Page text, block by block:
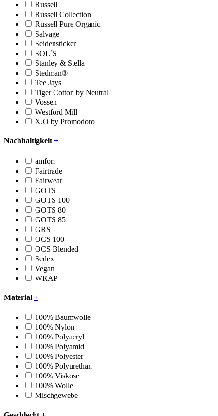
Russell
Russell Collection
Russell Pure Organic
Salvage
Seidensticker
SOL´S
Stanley & Stella
Stedman®
Tee Jays
Tiger Cotton by Neutral
Vossen
Westford Mill
X.O by Promodoro
Nachhaltigkeit+
amfori
Fairtrade
Fairwear
GOTS
GOTS 100
GOTS 80
GOTS 85
GRS
OCS 100
OCS Blended
Sedex
Vegan
WRAP
Material +
100% Baumwolle
100% Nylon
100% Polyacryl
100% Polyamid
100% Polyester
100% Polyurethan
100% Viskose
100% Wolle
Mischgewebe